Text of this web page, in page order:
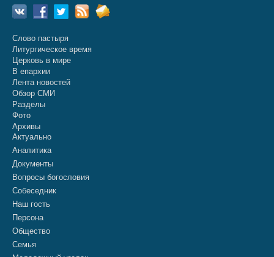
Слово пастыря
Литургическое время
Церковь в мире
В епархии
Лента новостей
Обзор СМИ
Разделы
Фото
Архивы
Актуально
Аналитика
Документы
Вопросы богословия
Собеседник
Наш гость
Персона
Общество
Семья